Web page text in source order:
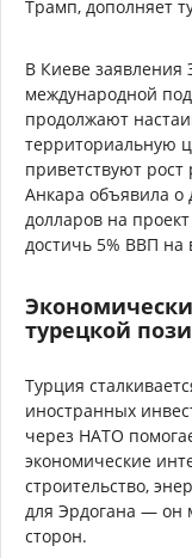
Трамп, дополняет
В Киеве заявления
международной
продолжают
территориальную
приветствуют
Анкара объявила о
долларов на
достичь 5% ВВП
турецкой
Турция
иностранных
через НАТО
экономические
строительство,
для Эрдогана — он
сторон.